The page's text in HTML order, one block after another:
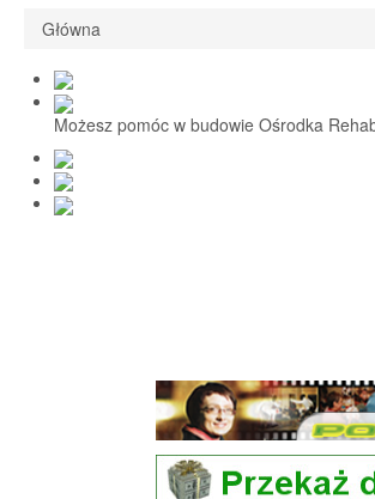
1,5% i darowizny
Nasi Beneficjenci
Ośrodek Reh-Szkol
Sprawozdania
Główna
Możesz pomóc w budowie Ośrodka